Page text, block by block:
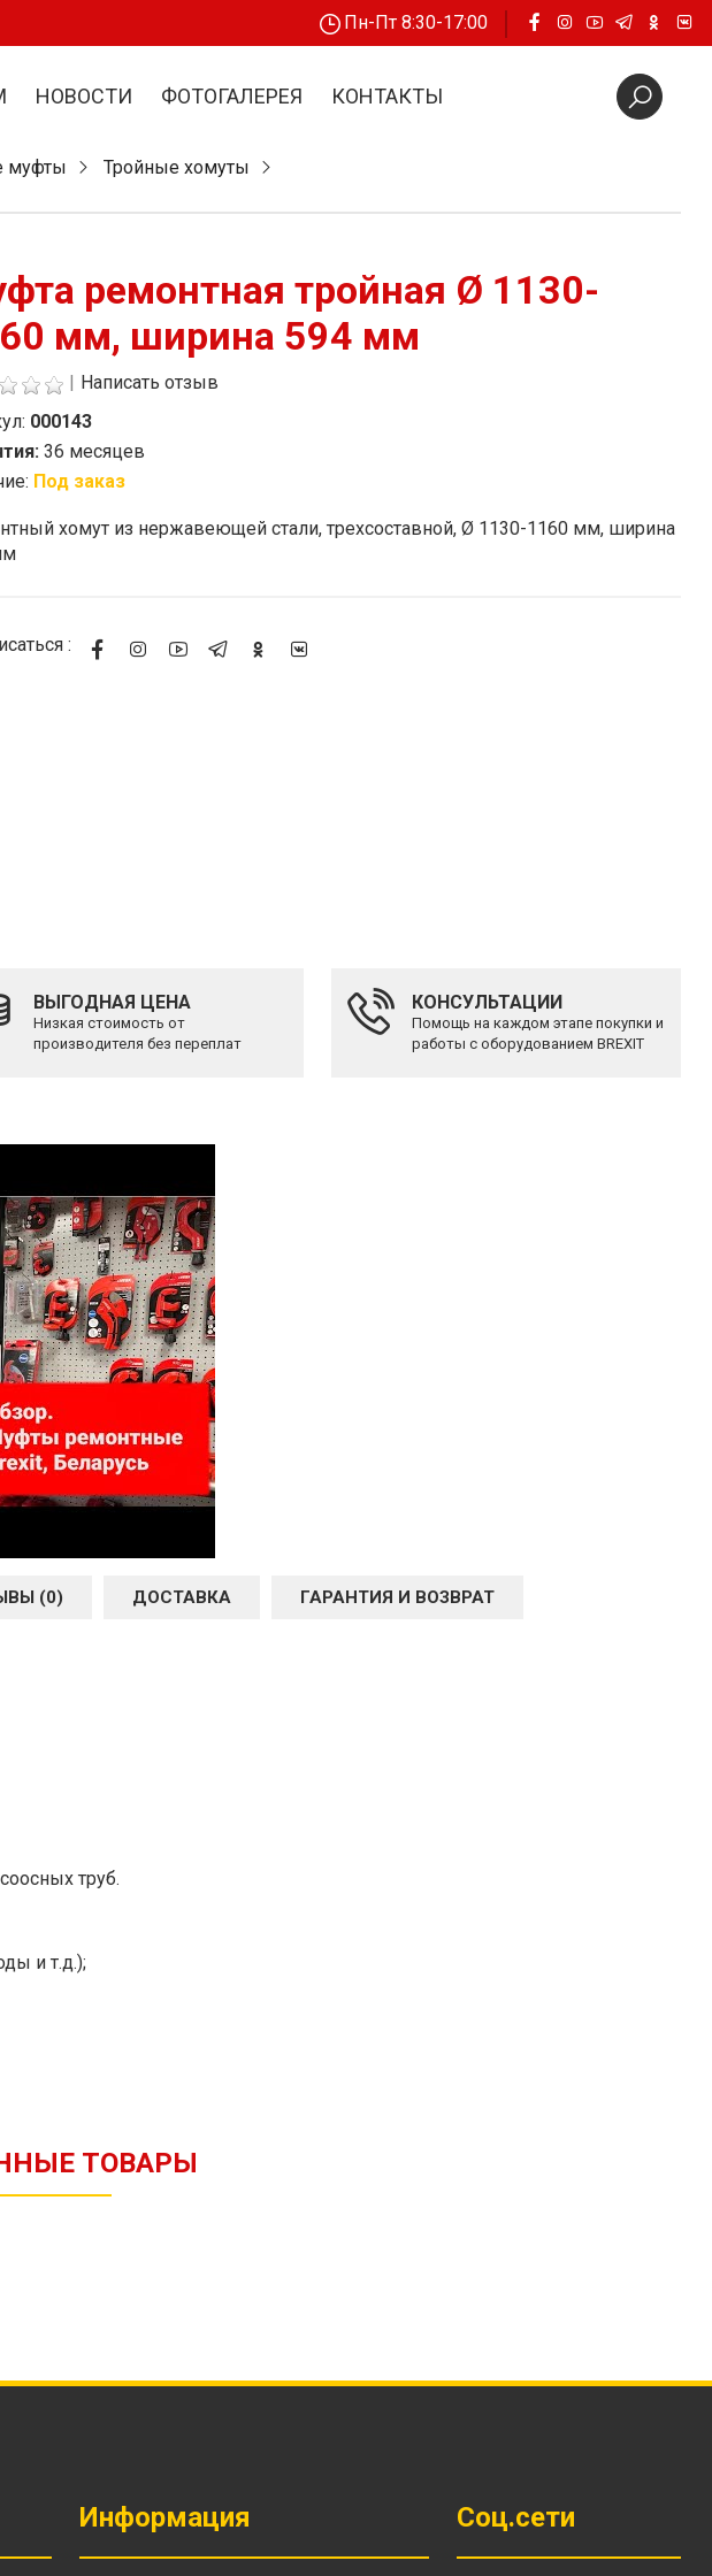
Пн-Пт 8:30-17:00
НОВОСТИ ФОТОГАЛЕРЕЯ КОНТАКТЫ
муфты
Тройные хомуты
ремонтная тройная Ø 1130-
мм, ширина 594 мм
| Написать отзыв
000143
36 месяцев
Под заказ
хомут из нержавеющей стали, трехсоставной, Ø 1130-1160 мм, ширина
:
ВЫГОДНАЯ ЦЕНА
Низкая стоимость от
производителя без переплат
КОНСУЛЬТАЦИИ
Помощь на каждом этапе покупки и
работы с оборудованием BREXIT
(0) ДОСТАВКА ГАРАНТИЯ И ВОЗВРАТ
труб.
и т.д.);
ТОВАРЫ
Информация Соц.сети